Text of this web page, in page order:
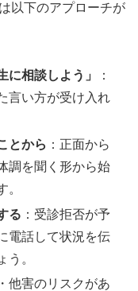
以下のアプローチが
に相談しよう」
：
言い方が受け入れ
とから ：正面から
調を聞く形から始
。
る ：受診拒否が予
電話して状況を伝
う。
他害のリスクがあ